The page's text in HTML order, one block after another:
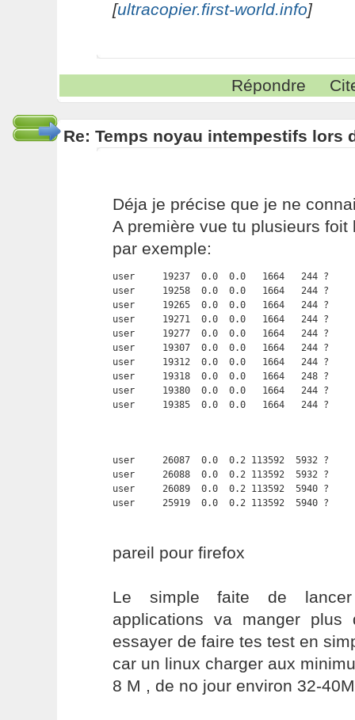
[ultracopier.first-world.info]
Répondre
Re: Temps noyau intempestifs lors
Déja je précise que je ne
A première vue tu plusieurs
par exemple:
user     19237  0.0  0.0   1664   244 ?
user     19258  0.0  0.0   1664   244 ?
user     19265  0.0  0.0   1664   244 ?
user     19271  0.0  0.0   1664   244 ?
user     19277  0.0  0.0   1664   244 ?
user     19307  0.0  0.0   1664   244 ?
user     19312  0.0  0.0   1664   244 ?
user     19318  0.0  0.0   1664   248 ?
user     19380  0.0  0.0   1664   244 ?
user     19385  0.0  0.0   1664   244 ?
user     26087  0.0  0.2 113592  5932 ?
user     26088  0.0  0.2 113592  5932 ?
user     26089  0.0  0.2 113592  5940 ?
user     25919  0.0  0.2 113592  5940 ?
pareil pour firefox
Le simple faite de
applications va manger plus
essayer de faire tes test en
car un linux charger aux
8 M , de no jour environ 32-